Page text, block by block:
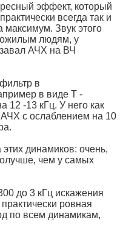
эффект, который
всегда так и
максимум. Звук этого
людям, у
АЧХ на ВЧ
в
в виде Т -
12 -13 кГц. У него как
АЧХ с ослаблением на 10
динамиков: очень,
чем у самых
до 3 кГц искажения
ровная
по всем динамикам,